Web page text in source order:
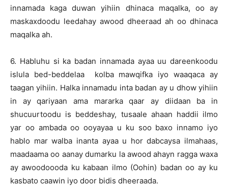
innamada kaga duwan yihiin dhinaca maqalka, oo ay
maskaxdoodu leedahay awood dheeraad ah oo dhinaca
maqalka ah.
6. Habluhu si ka badan innamada ayaa uu dareenkoodu
islula bed-beddelaa kolba mawqifka iyo waaqaca ay
taagan yihiin. Halka innamadu inta badan ay u dhow yihiin
in ay qariyaan ama mararka qaar ay diidaan ba in
shucuurtoodu is beddeshay, tusaale ahaan haddii ilmo
yar oo ambada oo ooyayaa u ku soo baxo innamo iyo
hablo mar walba inanta ayaa u hor dabcaysa ilmahaas,
maadaama oo aanay dumarku la awood ahayn ragga waxa
ay awoodoooda ku kabaan ilmo (Oohin) badan oo ay ku
kasbato caawin iyo door bidis dheeraada.